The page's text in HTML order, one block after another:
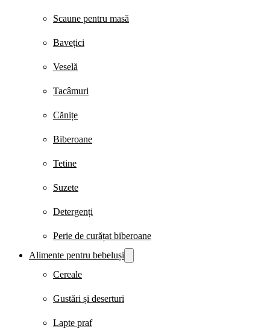
Scaune pentru masă
Bavețici
Veselă
Tacâmuri
Cănițe
Biberoane
Tetine
Suzete
Detergenți
Perie de curățat biberoane
Alimente pentru bebeluși
Cereale
Gustări și deserturi
Lapte praf